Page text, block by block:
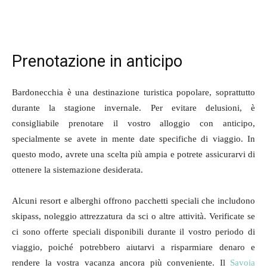
Prenotazione in anticipo
Bardonecchia è una destinazione turistica popolare, soprattutto
durante la stagione invernale. Per evitare delusioni, è
consigliabile prenotare il vostro alloggio con anticipo,
specialmente se avete in mente date specifiche di viaggio. In
questo modo, avrete una scelta più ampia e potrete assicurarvi di
ottenere la sistemazione desiderata.
Alcuni resort e alberghi offrono pacchetti speciali che includono
skipass, noleggio attrezzatura da sci o altre attività. Verificate se
ci sono offerte speciali disponibili durante il vostro periodo di
viaggio, poiché potrebbero aiutarvi a risparmiare denaro e
rendere la vostra vacanza ancora più conveniente. Il Savoia